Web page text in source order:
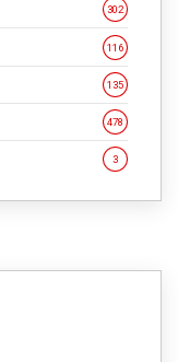
302
116
135
478
3